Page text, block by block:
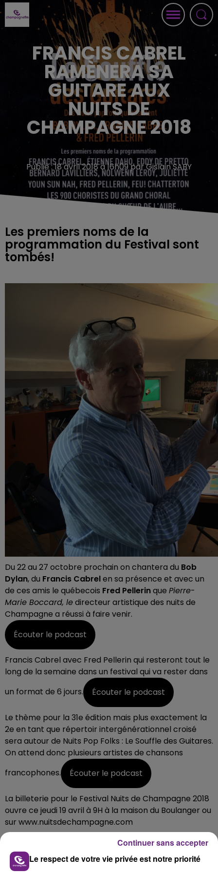
FRANCIS CABREL
RAMÈNERA SA
GUITARE AUX
NUITS DE
CHAMPAGNE 2018
Publié : 18 avril 2018 à 16h09 par Gislain SABY
Les premiers noms de la
programmation du Festival sont
tombés!
Du 22 au 27 octobre prochain on chantera du Bob
Dylan, du Francis Cabrelen sa présence et avec un
de ces amis le québecois Fred Pellerinque Pierre-
Marie Boccard, ledirecteur artistique des nuits de
Champagne a réussi à faire venir.
Écouter le podcast
Francis Cabrel avec Fred Pellerin qui resteront tout le
long de la semaine dans un festival qui va rester dans
un format de 6 jours.
Écouter le podcast
Le thème pour la 31e édition mais plus exactement la
2e en tant que répertoir intergénérationnel croisé
sera autour de Nuits Pop Folks : Le Souffle des Guitares.
On attend donc plusieurs artistes de chansons
francophones.
Écouter le podcast
La billeterie pour le Festival Nuits de Champagne 2018
ouvre ce jeudi 19 avril à 9H à la maison du Boulanger ou
sur www.nuitsdechampagne.com
FIL D'ACTUS
Le respect de votre vie privée est notre priorité
Continuer sans accepter